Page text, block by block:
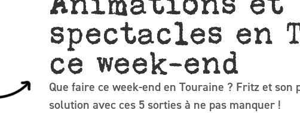
spectacles en
ce week-end
Que faire ce week-end en Touraine ? Fritz et son
solution avec ces 5 sorties à ne pas manquer !